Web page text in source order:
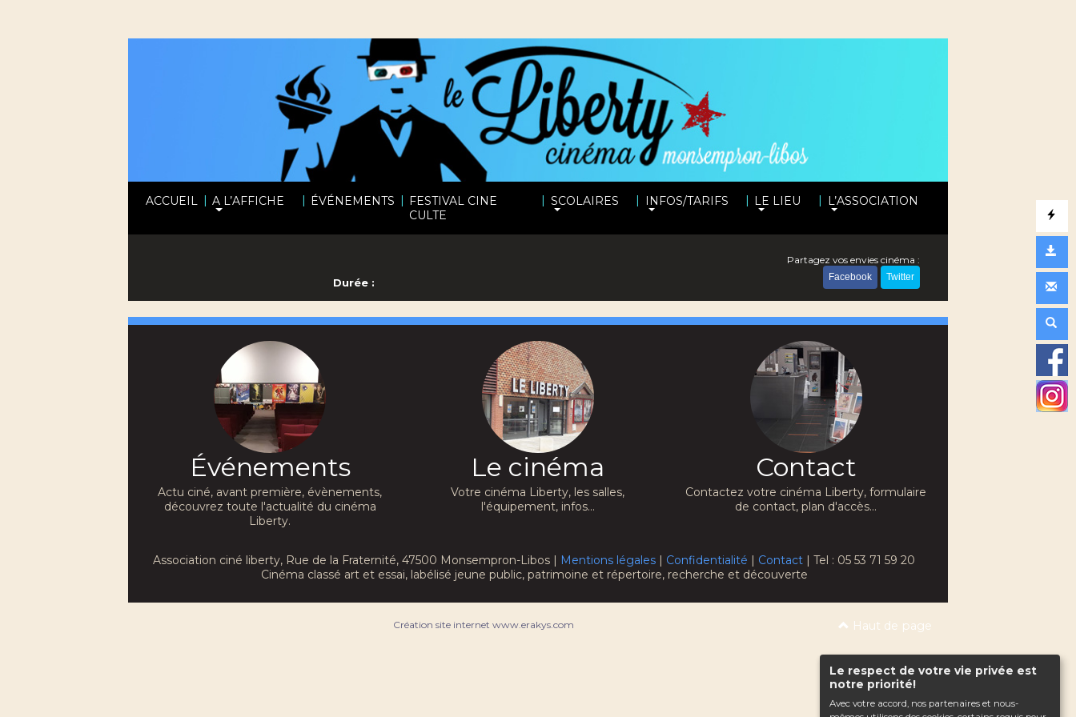
Le respect de votre vie privée est
notre priorité!
Avec votre accord, nos partenaires et nous-
ACCUEIL | A L’AFFICHE | ÉVÉNEMENTS | FESTIVAL CINE
CULTE
| SCOLAIRES | INFOS/TARIFS | LE LIEU | L’ASSOCIATION
Durée :
Partagez vos envies cinéma :
Facebook Twitter
Événements
Actu ciné, avant première, évènements,
découvrez toute l'actualité du cinéma
Liberty.
Le cinéma
Votre cinéma Liberty, les salles,
l'équipement, infos...
Contact
Contactez votre cinéma Liberty, formulaire
de contact, plan d'accès...
Association ciné liberty, Rue de la Fraternité, 47500 Monsempron-Libos | Mentions légales | Confidentialité | Contact | Tel : 05 53 71 59 20
Cinéma classé art et essai, labélisé jeune public, patrimoine et répertoire, recherche et découverte
Haut de page
Création site internet www.erakys.com